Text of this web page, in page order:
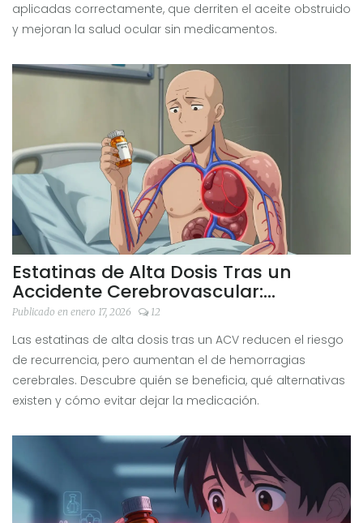
aplicadas correctamente, que derriten el aceite obstruido
y mejoran la salud ocular sin medicamentos.
Estatinas de Alta Dosis Tras un
Accidente Cerebrovascular:
Beneficios y Efectos Secundarios
Publicado en enero 17, 2026 12
Las estatinas de alta dosis tras un ACV reducen el riesgo
de recurrencia, pero aumentan el de hemorragias
cerebrales. Descubre quién se beneficia, qué alternativas
existen y cómo evitar dejar la medicación.